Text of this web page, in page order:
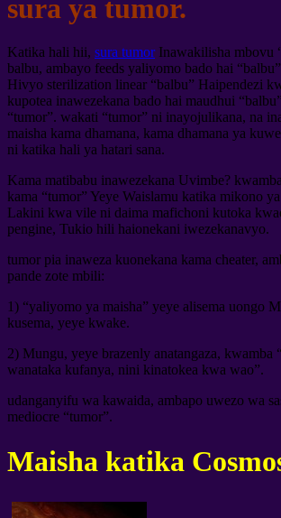
sura ya tumor.
Katika hali hii, sura tumorInawakilisha mbovu
balbu, ambayo feeds yaliyomo bado hai
Hivyo sterilization linear “balbu” Haipendezi
kupotea inawezekana bado hai maudhui
“tumor”. wakati “tumor” ni inayojulikana, na
maisha kama dhamana, kama dhamana ya
ni katika hali ya hatari sana.
Kama matibabu inawezekana Uvimbe?
kama “tumor” Yeye Waislamu katika mikono
Lakini kwa vile ni daima mafichoni kutoka
pengine, Tukio hili haionekani iwezekanavyo.
tumor pia inaweza kuonekana kama cheater,
pande zote mbili:
1) “yaliyomo ya maisha” yeye alisema uongo
kusema, yeye kwake.
2) Mungu, yeye brazenly anatangaza, kwamba
wanataka kufanya, nini kinatokea kwa wao”.
udanganyifu wa kawaida, ambapo uwezo wa
mediocre “tumor”.
Maisha katika